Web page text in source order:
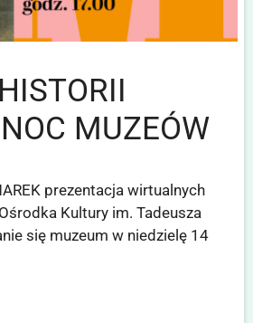
MUZEÓW
prezentacja wirtualnych
Kultury im. Tadeusza
się muzeum w niedzielę 14